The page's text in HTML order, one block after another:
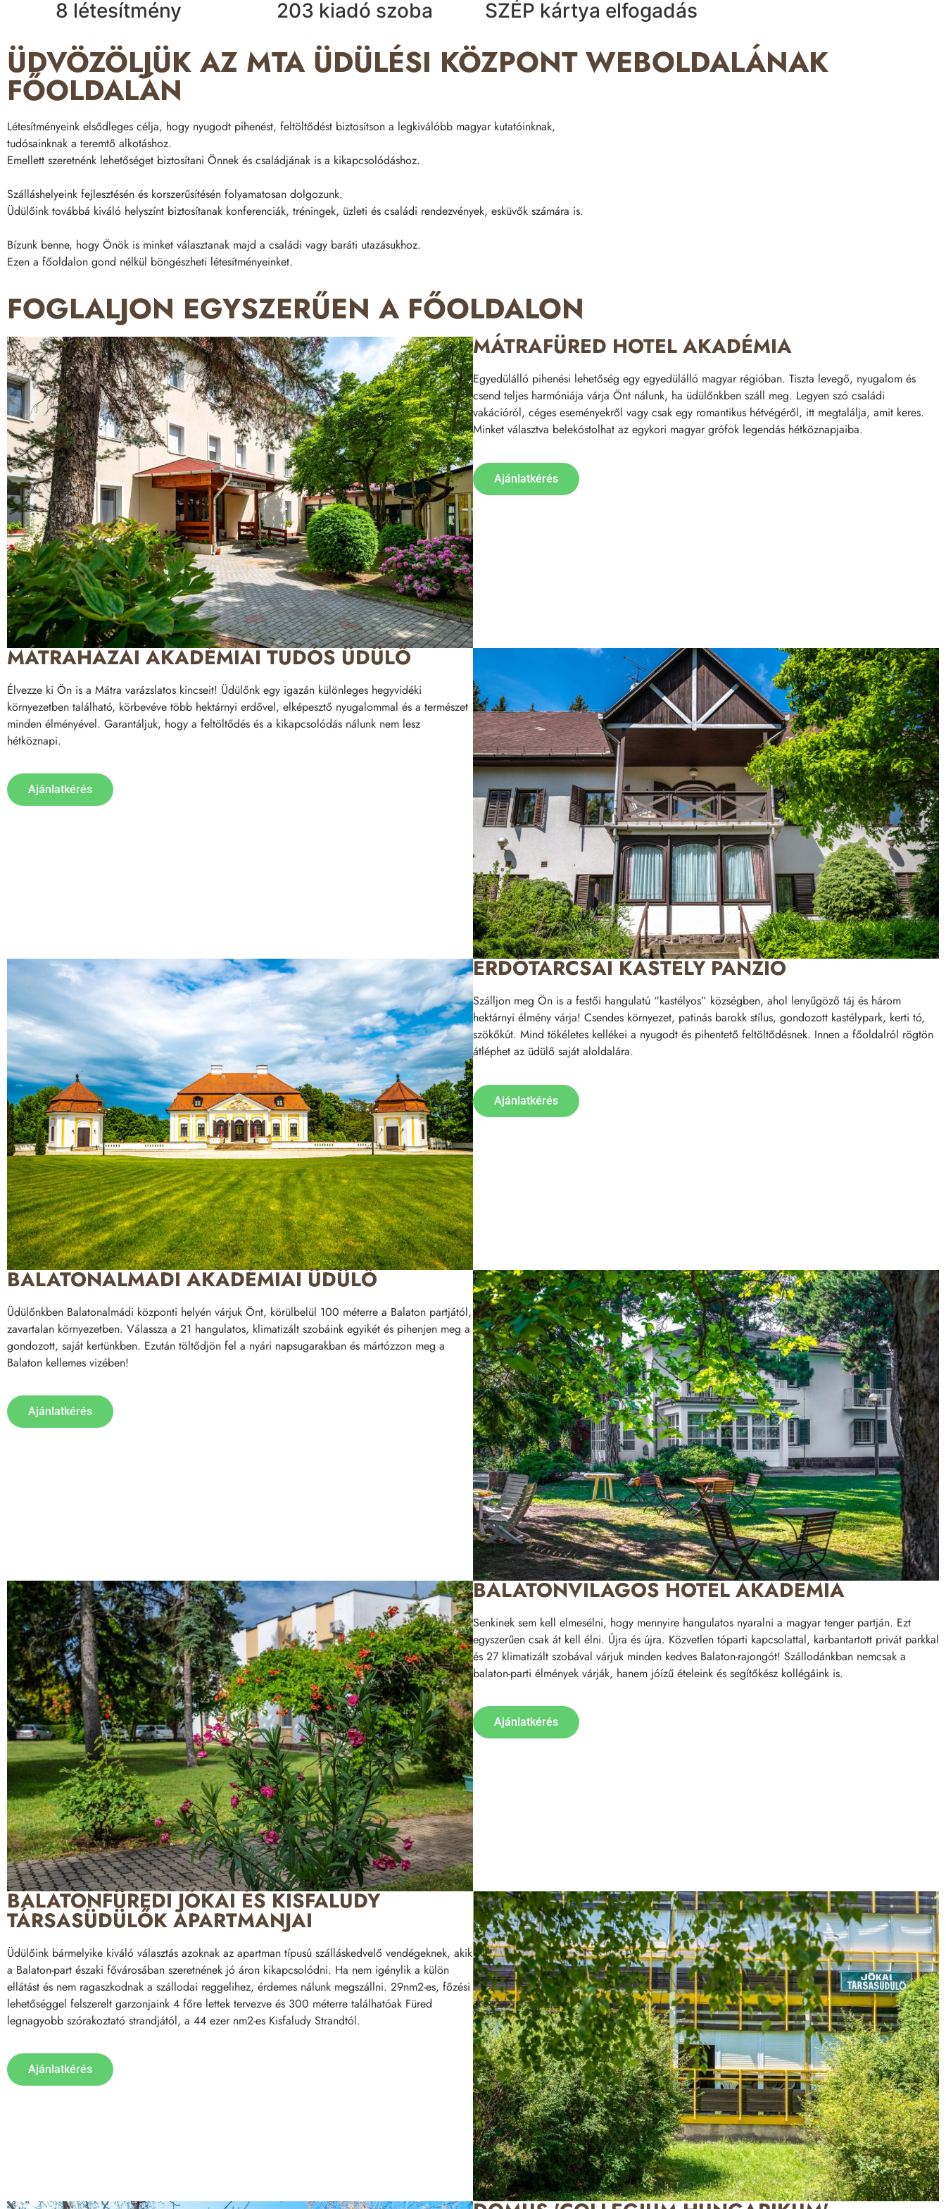
8 létesítmény 203 kiadó szoba SZÉP kártya elfogadás
ÜDVÖZÖLJÜK AZ MTA ÜDÜLÉSI KÖZPONT WEBOLDALÁNAK
FŐOLDALÁN
Létesítményeink elsődleges célja, hogy nyugodt pihenést, feltöltődést biztosítson a legkiválóbb magyar kutatóinknak,
tudósainknak a teremtő alkotáshoz.
Emellett szeretnénk lehetőséget biztosítani Önnek és családjának is a kikapcsolódáshoz.
Szálláshelyeink fejlesztésén és korszerűsítésén folyamatosan dolgozunk.
Üdülőink továbbá kiváló helyszínt biztosítanak konferenciák, tréningek, üzleti és családi rendezvények, esküvők számára is.
Bízunk benne, hogy Önök is minket választanak majd a családi vagy baráti utazásukhoz.
Ezen a főoldalon gond nélkül böngészheti létesítményeinket.
FOGLALJON EGYSZERŰEN A FŐOLDALON
MÁTRAFÜRED HOTEL AKADÉMIA
Egyedülálló pihenési lehetőség egy egyedülálló magyar régióban. Tiszta levegő, nyugalom és
csend teljes harmóniája várja Önt nálunk, ha üdülőnkben száll meg. Legyen szó családi
vakációról, céges eseményekről vagy csak egy romantikus hétvégéről, itt megtalálja, amit keres.
Minket választva belekóstolhat az egykori magyar grófok legendás hétköznapjaiba.
Ajánlatkérés
MÁTRAHÁZAI AKADÉMIAI TUDÓS ÜDÜLŐ
Élvezze ki Ön is a Mátra varázslatos kincseit! Üdülőnk egy igazán különleges hegyvidéki
környezetben található, körbevéve több hektárnyi erdővel, elképesztő nyugalommal és a természet
minden élményével. Garantáljuk, hogy a feltöltődés és a kikapcsolódás nálunk nem lesz
hétköznapi.
Ajánlatkérés
ERDŐTARCSAI KASTÉLY PANZIÓ
Szálljon meg Ön is a festői hangulatú “kastélyos” községben, ahol lenyűgöző táj és három
hektárnyi élmény várja! Csendes környezet, patinás barokk stílus, gondozott kastélypark, kerti tó,
szökőkút. Mind tökéletes kellékei a nyugodt és pihentető feltöltődésnek. Innen a főoldalról rögtön
átléphet az üdülő saját aloldalára.
Ajánlatkérés
BALATONALMÁDI AKADÉMIAI ÜDÜLŐ
Üdülőnkben Balatonalmádi központi helyén várjuk Önt, körülbelül 100 méterre a Balaton partjától,
zavartalan környezetben. Válassza a 21 hangulatos, klimatizált szobáink egyikét és pihenjen meg a
gondozott, saját kertünkben. Ezután töltődjön fel a nyári napsugarakban és mártózzon meg a
Balaton kellemes vizében!
Ajánlatkérés
BALATONVILÁGOS HOTEL AKADÉMIA
Senkinek sem kell elmesélni, hogy mennyire hangulatos nyaralni a magyar tenger partján. Ezt
egyszerűen csak át kell élni. Újra és újra. Közvetlen tóparti kapcsolattal, karbantartott privát parkkal
és 27 klimatizált szobával várjuk minden kedves Balaton-rajongót! Szállodánkban nemcsak a
balaton-parti élmények várják, hanem jóízű ételeink és segítőkész kollégáink is.
Ajánlatkérés
BALATONFÜREDI JÓKAI ÉS KISFALUDY
TÁRSASÜDÜLŐK APARTMANJAI
Üdülőink bármelyike kiváló választás azoknak az apartman típusú szálláskedvelő vendégeknek, akik
a Balaton-part északi fővárosában szeretnének jó áron kikapcsolódni. Ha nem igénylik a külön
ellátást és nem ragaszkodnak a szállodai reggelihez, érdemes nálunk megszállni. 29nm2-es, főzési
lehetőséggel felszerelt garzonjaink 4 főre lettek tervezve és 300 méterre találhatóak Füred
legnagyobb szórakoztató strandjától, a 44 ezer nm2-es Kisfaludy Strandtól.
Ajánlatkérés